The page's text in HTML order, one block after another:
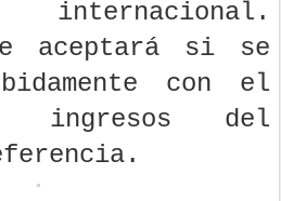
aceptará si se
con el
ingresos del